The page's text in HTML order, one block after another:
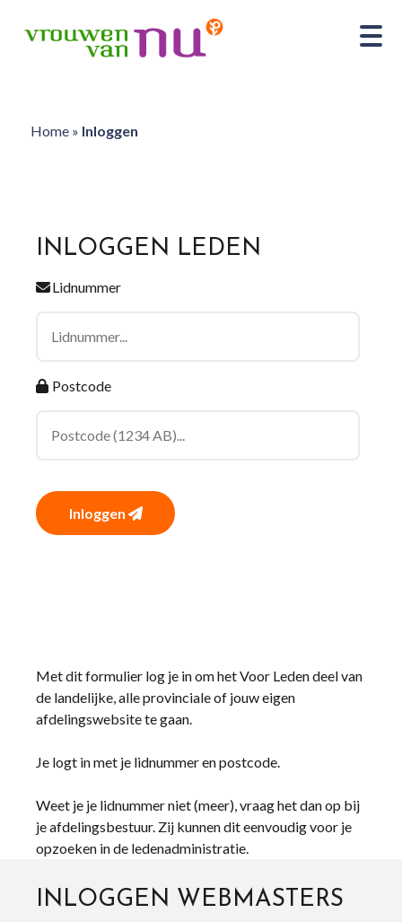
Home» Inloggen
INLOGGEN LEDEN
Lidnummer
Postcode
Inloggen
Met dit formulier log je in om het Voor Leden deel van
de landelijke, alle provinciale of jouw eigen
afdelingswebsite te gaan.
Je logt in met je lidnummer en postcode.
Weet je je lidnummer niet (meer), vraag het dan op bij
je afdelingsbestuur. Zij kunnen dit eenvoudig voor je
opzoeken in de ledenadministratie.
INLOGGEN WEBMASTERS